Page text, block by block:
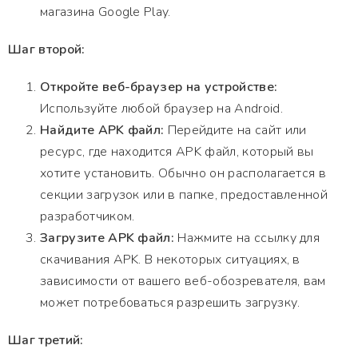
магазина Google Play.
Шаг второй:
Откройте веб-браузер на устройстве:
Используйте любой браузер на Android.
Найдите APK файл: Перейдите на сайт или
ресурс, где находится APK файл, который вы
хотите установить. Обычно он располагается в
секции загрузок или в папке, предоставленной
разработчиком.
Загрузите APK файл: Нажмите на ссылку для
скачивания APK. В некоторых ситуациях, в
зависимости от вашего веб-обозревателя, вам
может потребоваться разрешить загрузку.
Шаг третий: